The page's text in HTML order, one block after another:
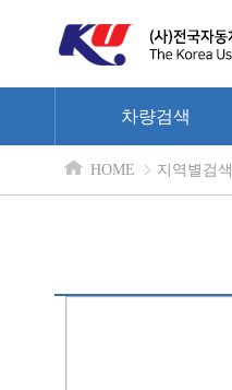
차량검색
HOME 지역별검색